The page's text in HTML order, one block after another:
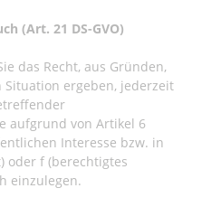
(Art. 21 DS-GVO)
das Recht, aus Gründen,
ergeben, jederzeit
aufgrund von Artikel 6
Interesse bzw. in
oder f (berechtigtes
einzulegen.